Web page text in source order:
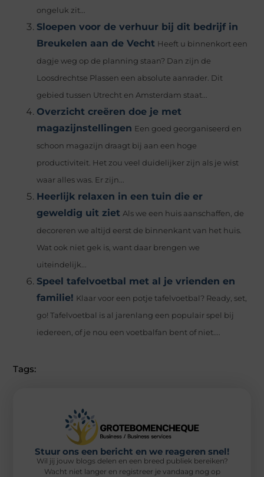
ongeluk zit...
Sloepen voor de verhuur bij dit bedrijf in
Breukelen aan de Vecht Heeft u binnenkort een
dagje weg op de planning staan? Dan zijn de
Loosdrechtse Plassen een absolute aanrader. Dit
gebied tussen Utrecht en Amsterdam staat...
Overzicht creëren doe je met
magazijnstellingen Een goed georganiseerd en
schoon magazijn draagt ​​bij aan een hoge
productiviteit. Het zou veel duidelijker zijn als je wist
waar alles was. Er zijn...
Heerlijk relaxen in een tuin die er
geweldig uit ziet Als we een huis aanschaffen, de
decoreren we altijd eerst de binnenkant van het huis.
Wat ook niet gek is, want daar brengen we
uiteindelijk...
Speel tafelvoetbal met al je vrienden en
familie! Klaar voor een potje tafelvoetbal? Ready, set,
go! Tafelvoetbal is al jarenlang een populair spel bij
iedereen, of je nou een voetbalfan bent of niet....
Tags:
Stuur ons een bericht en we reageren snel!
Wil jij jouw blogs delen en een breed publiek bereiken?
Wacht niet langer en registreer je vandaag nog op